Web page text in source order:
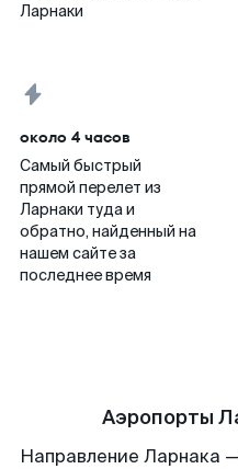
Ларнаки
около 4 часов
Самый быстрый
прямой перелет из
Ларнаки туда и
обратно, найденный на
нашем сайте за
последнее время
Аэропорты
Направление Ларнака